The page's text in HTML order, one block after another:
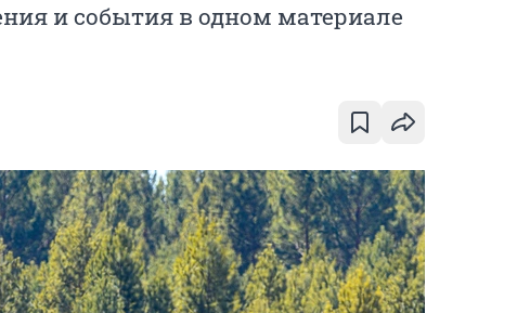
и события в одном материале